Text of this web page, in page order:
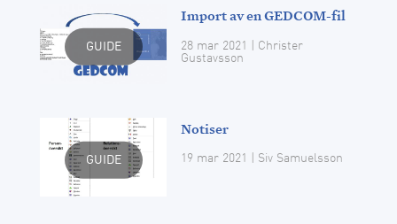
GUIDE
Import av en GEDCOM-fil
28 mar 2021
| Christer
Gustavsson
GUIDE
Notiser
19 mar 2021 | Siv Samuelsson